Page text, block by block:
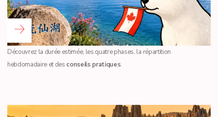
Découvrez la durée estimée, les quatre phases, la répartition
hebdomadaire et des conseils pratiques.